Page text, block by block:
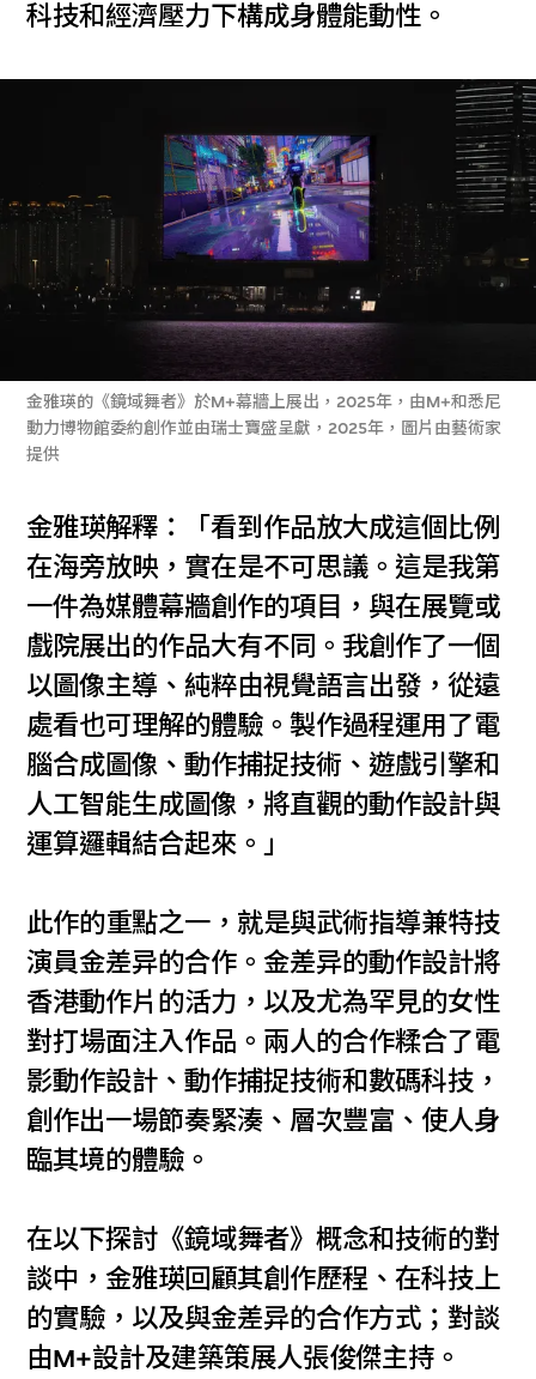
科技和經濟壓力下構成身體能動性。
金雅瑛的《鏡域舞者》於M+幕牆上展出，2025年，由M+和悉尼
動力博物館委約創作並由瑞士寶盛呈獻，2025年，圖片由藝術家
提供
金雅瑛解釋：「看到作品放大成這個比例
在海旁放映，實在是不可思議。這是我第
一件為媒體幕牆創作的項目，與在展覽或
戲院展出的作品大有不同。我創作了一個
以圖像主導、純粹由視覺語言出發，從遠
處看也可理解的體驗。製作過程運用了電
腦合成圖像、動作捕捉技術、遊戲引擎和
人工智能生成圖像，將直觀的動作設計與
運算邏輯結合起來。」
此作的重點之一，就是與武術指導兼特技
演員金差异的合作。金差异的動作設計將
香港動作片的活力，以及尤為罕見的女性
對打場面注入作品。兩人的合作糅合了電
影動作設計、動作捕捉技術和數碼科技，
創作出一場節奏緊湊、層次豐富、使人身
臨其境的體驗。
在以下探討《鏡域舞者》概念和技術的對
談中，金雅瑛回顧其創作歷程、在科技上
的實驗，以及與金差异的合作方式；對談
由M+設計及建築策展人張俊傑主持。